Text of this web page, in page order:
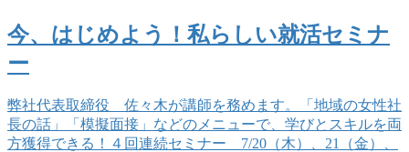
今、はじめよう！私らしい就活セミナ
ー
弊社代表取締役 佐々木が講師を務めます。「地域の女性社
長の話」「模擬面接」などのメニューで、学びとスキルを両
方獲得できる！４回連続セミナー 7/20（木）、21（金）、